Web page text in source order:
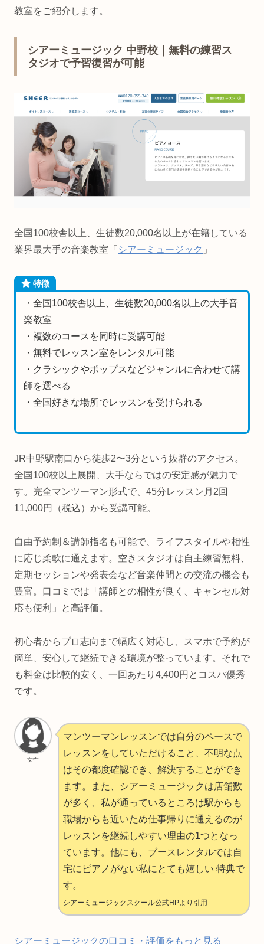
教室をご紹介します。
シアーミュージック 中野校｜無料の練習ス
タジオで予習復習が可能
全国100校舎以上、生徒数20,000名以上が在籍している
業界最大手の音楽教室「 シアーミュージック 」
特徴
・全国100校舎以上、生徒数20,000名以上の大手音
楽教室
・複数のコースを同時に受講可能
・無料でレッスン室をレンタル可能
・クラシックやポップスなどジャンルに合わせて講
師を選べる
・全国好きな場所でレッスンを受けられる
JR中野駅南口から徒歩2〜3分という抜群のアクセス。
全国100校以上展開、大手ならではの安定感が魅力で
す。完全マンツーマン形式で、45分レッスン月2回
11,000円（税込）から受講可能。
自由予約制＆講師指名も可能で、ライフスタイルや相性
に応じ柔軟に通えます。空きスタジオは自主練習無料、
定期セッションや発表会など音楽仲間との交流の機会も
豊富。口コミでは「講師との相性が良く、キャンセル対
応も便利」と高評価。
初心者からプロ志向まで幅広く対応し、スマホで予約が
簡単、安心して継続できる環境が整っています。それで
も料金は比較的安く、一回あたり4,400円とコスパ優秀
です。
女性
マンツーマンレッスンでは自分のペースで
レッスンをしていただけること、不明な点
はその都度確認でき、解決することができ
ます。また、シアーミュージックは店舗数
が多く、私が通っているところは駅からも
職場からも近いため仕事帰りに通えるのが
レッスンを継続しやすい理由の1つとなっ
ています。他にも、ブースレンタルでは自
宅にピアノがない私にとても嬉しい 特典で
す。
シアーミュージックスクール公式HPより引用
シアーミュージックの口コミ・評価をもっと見る